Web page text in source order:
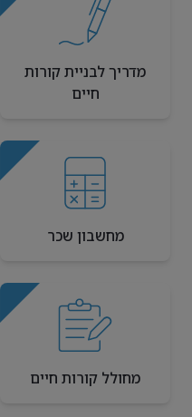
מדריך לבניית קורות
חיים
מחשבון שכר
מחולל קורות חיים